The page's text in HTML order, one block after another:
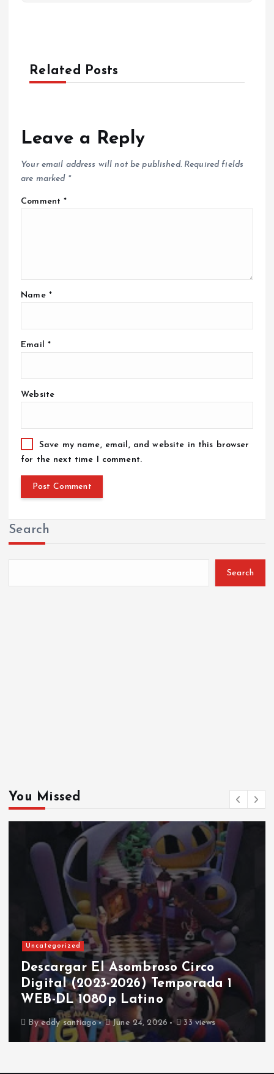
Related Posts
Leave a Reply
Your email address will not be published. Required fields
are marked *
Comment*
Name *
Email *
Website
Save my name, email, and website in this browser
for the next time I comment.
Search
Search
You Missed
Uncategorized
Descargar El Asombroso Circo
Digital (2023-2026) Temporada 1
WEB-DL 1080p Latino
Byeddy santiago June 24, 2026 33 views